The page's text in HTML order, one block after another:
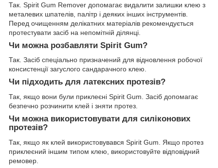
Так. Spirit Gum Remover допомагає видалити залишки клею з
металевих шпателів, палітр і деяких інших інструментів.
Перед очищенням делікатних матеріалів рекомендується
протестувати засіб на непомітній ділянці.
Чи можна розбавляти Spirit Gum?
Так. Засіб спеціально призначений для відновлення робочої
консистенції загуслого сандарачного клею.
Чи підходить для латексних протезів?
Так, якщо вони були приклеєні Spirit Gum. Засіб допомагає
безпечно розчинити клей і зняти протез.
Чи можна використовувати для силіконових
протезів?
Так, якщо як клей використовувався Spirit Gum. Якщо протез
приклеєний іншим типом клею, використовуйте відповідний
ремовер.